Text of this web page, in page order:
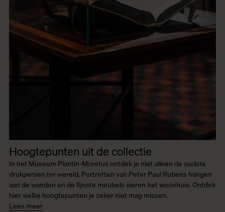
Hoogtepunten uit de collectie
In het Museum Plantin-Moretus ontdek je niet alleen de oudste
drukpersen ter wereld. Portretten van Peter Paul Rubens hangen
aan de wanden en de fijnste meubels sieren het woonhuis. Ontdek
hier welke hoogtepunten je zeker niet mag missen.
Lees meer